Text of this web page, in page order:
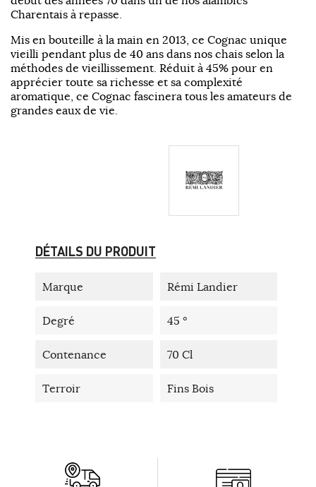
Charentais à repasse.
Mis en bouteille à la main en 2013, ce Cognac unique
vieilli pendant plus de 40 ans dans nos chais selon la
méthodes de vieillissement. Réduit à 45% pour en
apprécier toute sa richesse et sa complexité
aromatique, ce Cognac fascinera tous les amateurs de
grandes eaux de vie.
DÉTAILS DU PRODUIT
Marque Rémi Landier
Degré 45 °
Contenance 70 Cl
Terroir Fins Bois